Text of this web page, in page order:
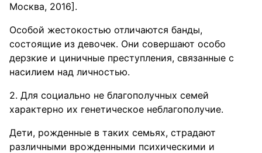
Москва, 2016].
Особой жестокостью отличаются банды,
состоящие из девочек. Они совершают особо
дерзкие и циничные преступления, связанные с
насилием над личностью.
2. Для социально не благополучных семей
характерно их генетическое неблагополучие.
Дети, рожденные в таких семьях, страдают
различными врожденными психическими и